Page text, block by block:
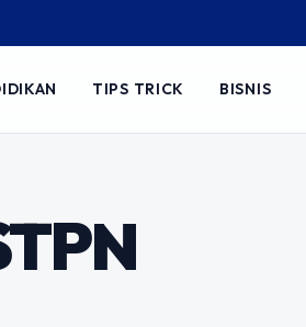
TIPS TRICK BISNIS
Emas
Pasti dan
ketat, memilih jalur pendidikan